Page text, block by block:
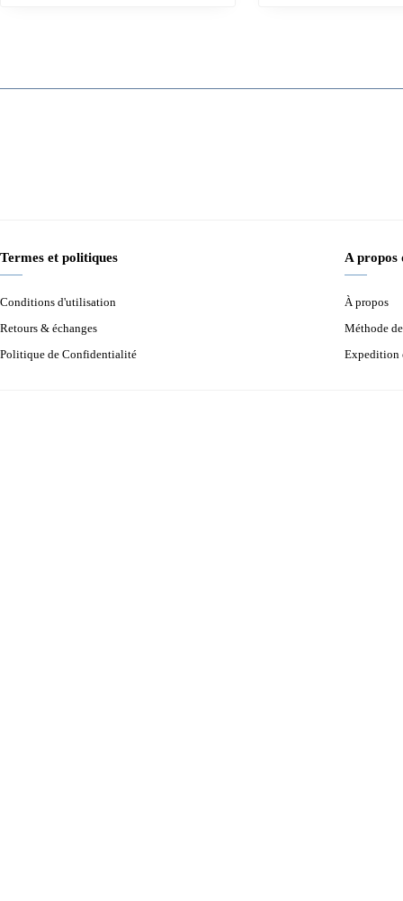
Termes et politiques
Conditions d'utilisation
Retours & échanges
Politique de Confidentialité
A propos
À propos
Méthode
Expedition